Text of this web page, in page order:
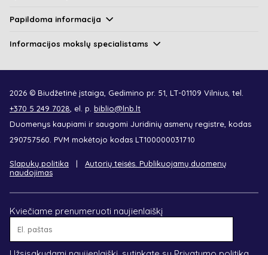
Papildoma informacija
Informacijos mokslų specialistams
2026 © Biudžetinė įstaiga, Gedimino pr. 51, LT-01109 Vilnius, tel.
+370 5 249 7028 , el. p. biblio@lnb.lt
Duomenys kaupiami ir saugomi Juridinių asmenų registre, kodas
290757560. PVM mokėtojo kodas LT100000031710
Slapukų politika
Autorių teisės. Publikuojamų duomenų
naudojimas
Kviečiame prenumeruoti naujienlaiškį